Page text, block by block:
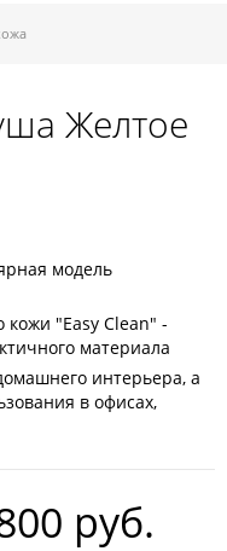
Желтое
модель
"Easy Clean" -
материала
интерьера, а
в офисах,
руб.